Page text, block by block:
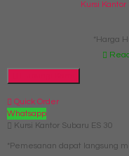
Kursi Kantor
*Harga
Quick Order
Whatsapp
Kursi Kantor Subaru ES 30
*Pemesanan dapat langsung